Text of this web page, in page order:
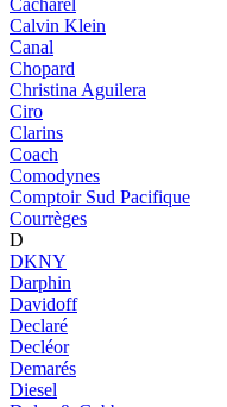
Cacharel
Calvin Klein
Canal
Chopard
Christina Aguilera
Ciro
Clarins
Coach
Comodynes
Comptoir Sud Pacifique
Courrèges
D
DKNY
Darphin
Davidoff
Declaré
Decléor
Demarés
Diesel